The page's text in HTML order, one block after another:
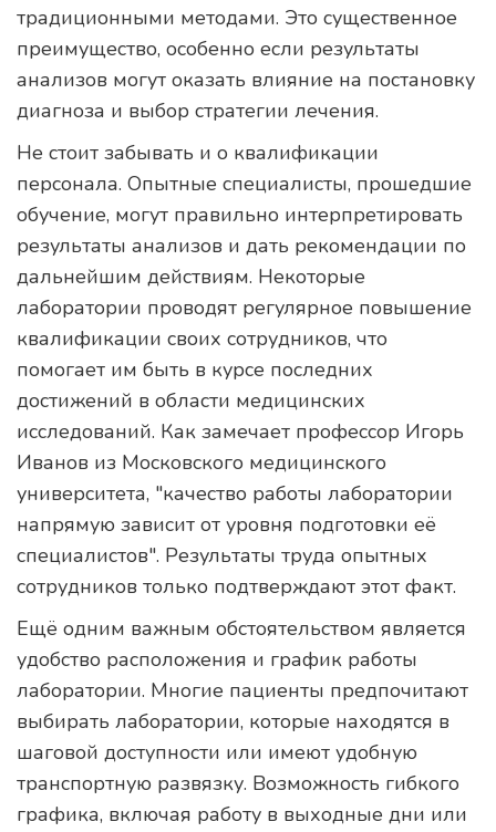
традиционными методами. Это существенное
преимущество, особенно если результаты
анализов могут оказать влияние на постановку
диагноза и выбор стратегии лечения.
Не стоит забывать и о квалификации
персонала. Опытные специалисты, прошедшие
обучение, могут правильно интерпретировать
результаты анализов и дать рекомендации по
дальнейшим действиям. Некоторые
лаборатории проводят регулярное повышение
квалификации своих сотрудников, что
помогает им быть в курсе последних
достижений в области медицинских
исследований. Как замечает профессор Игорь
Иванов из Московского медицинского
университета, "качество работы лаборатории
напрямую зависит от уровня подготовки её
специалистов". Результаты труда опытных
сотрудников только подтверждают этот факт.
Ещё одним важным обстоятельством является
удобство расположения и график работы
лаборатории. Многие пациенты предпочитают
выбирать лаборатории, которые находятся в
шаговой доступности или имеют удобную
транспортную развязку. Возможность гибкого
графика, включая работу в выходные дни или